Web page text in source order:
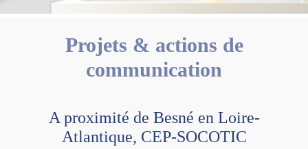
Projets & actions de
communication
A proximité de Besné en Loire-
Atlantique, CEP-SOCOTIC